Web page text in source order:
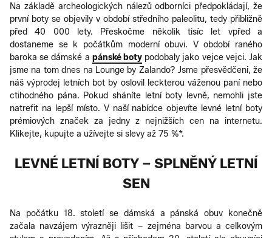
Na základě archeologických nálezů odborníci předpokládají, že
první boty se objevily v období středního paleolitu, tedy přibližně
před 40 000 lety. Přeskočme několik tisíc let vpřed a
dostaneme se k počátkům moderní obuvi. V období raného
baroka se dámské a pánské botypodobaly jako vejce vejci. Jak
jsme na tom dnes na Lounge by Zalando? Jsme přesvědčeni, že
náš výprodej letních bot by oslovil leckterou váženou paní nebo
ctihodného pána. Pokud sháníte letní boty levně, nemohli jste
natrefit na lepší místo. V naší nabídce objevíte levné letní boty
prémiových značek za jedny z nejnižších cen na internetu.
Klikejte, kupujte a užívejte si slevy až 75 %*.
LEVNÉ LETNÍ BOTY – SPLNĚNÝ LETNÍ
SEN
Na počátku 18. století se dámská a pánská obuv konečně
začala navzájem výrazněji lišit – zejména barvou a celkovým